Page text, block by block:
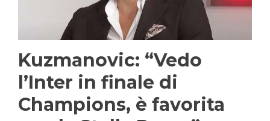
Kuzmanovic: “Vedo
l’Inter in finale di
Champions, è favorita